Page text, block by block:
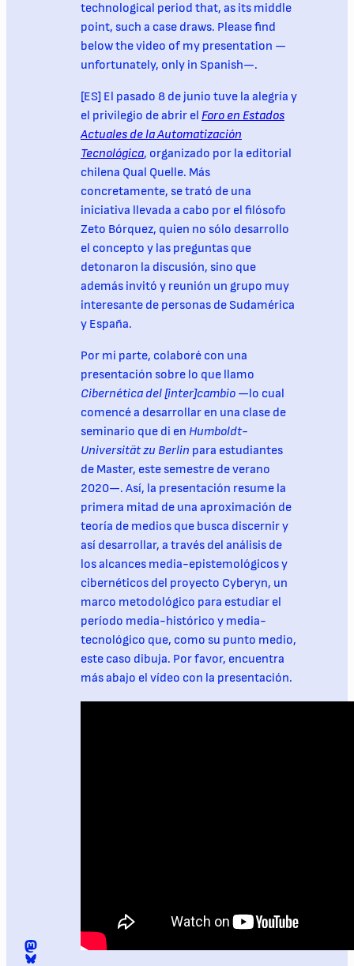
Mastodon
@digomezvenegas.bsky.social
technological period that, as its middle
point, such a case draws. Please find
below the video of my presentation —
unfortunately, only in Spanish—.
[ES] El pasado 8 de junio tuve la alegría y
el privilegio de abrir el Foro en Estados
Actuales de la Automatización
Tecnológica, organizado por la editorial
chilena Qual Quelle. Más
concretamente, se trató de una
iniciativa llevada a cabo por el filósofo
Zeto Bórquez, quien no sólo desarrollo
el concepto y las preguntas que
detonaron la discusión, sino que
además invitó y reunión un grupo muy
interesante de personas de Sudamérica
y España.
Por mi parte, colaboré con una
presentación sobre lo que llamo
Cibernética del [inter]cambio —lo cual
comencé a desarrollar en una clase de
seminario que di en Humboldt-
Universität zu Berlin para estudiantes
de Master, este semestre de verano
2020—. Así, la presentación resume la
primera mitad de una aproximación de
teoría de medios que busca discernir y
así desarrollar, a través del análisis de
los alcances media-epistemológicos y
cibernéticos del proyecto Cyberyn, un
marco metodológico para estudiar el
período media-histórico y media-
tecnológico que, como su punto medio,
este caso dibuja. Por favor, encuentra
más abajo el vídeo con la presentación.